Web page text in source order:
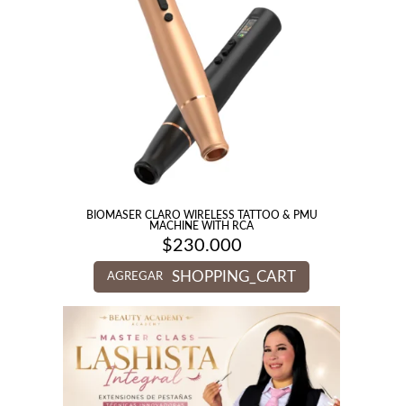
BIOMASER CLARO WIRELESS TATTOO & PMU
MACHINE WITH RCA
$230.000
AGREGAR SHOPPING_CART